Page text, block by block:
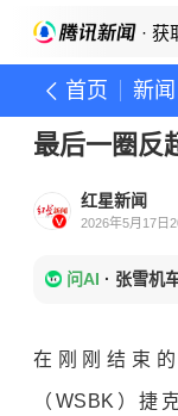
· 获
首页 新闻
最后一圈反
红星新闻
2026年5月17日
问AI · 张雪机
在刚刚结束的
（WSBK）捷